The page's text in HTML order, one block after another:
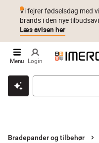
Klik & hent Byt i 1 år
Vi fejrer fødselsdag med
brands i den nye
Læs avisen her
Menu Login
Bradepander og tilbehør